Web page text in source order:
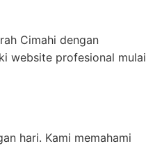
Cimahi dengan
website profesional mulai
hari. Kami memahami